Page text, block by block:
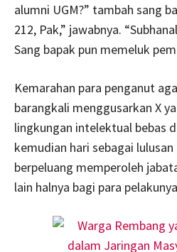
alumni UGM?” tambah sang
212, Pak,” jawabnya.
Sang bapak pun memeluk
Kemarahan para penganut
barangkali menggusarkan X
lingkungan intelektual bebas
kemudian hari sebagai
berpeluang memperoleh
lain halnya bagi para